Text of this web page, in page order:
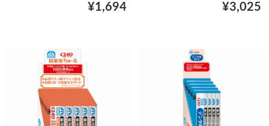
¥1,694 ¥3,025